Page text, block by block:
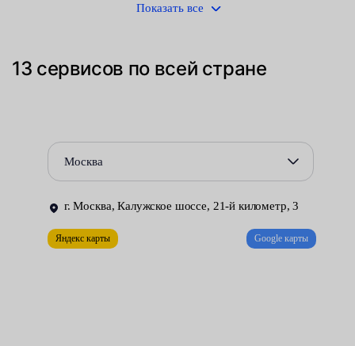
механические повреждения;
естественную выработку ресурса.
можно по ряду симптомов:
Появлению характерного шума, усиливающегося при
увеличении оборотов двигателя.
Неприятному запаху. Через образовавшиеся отверстия и
Показать все
13 сервисов по всей стране
Москва
г. Москва, Калужское шоссе, 21-й километр, 3
Яндекс карты Google карты